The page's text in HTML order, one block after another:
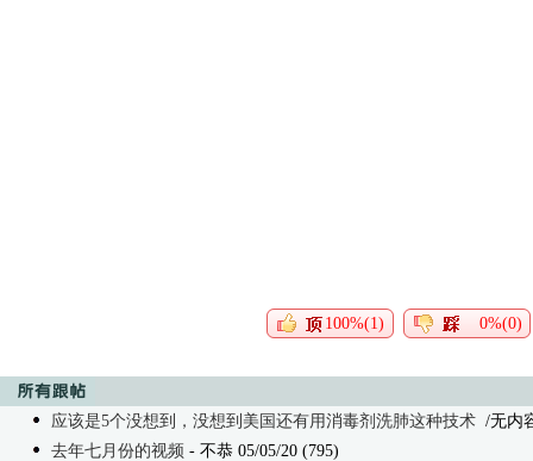
100%(1) 0%(0)
应该是5个没想到，没想到美国还有用消毒剂洗肺这种技术 /无内
去年七月份的视频 - 不恭 05/05/20 (795)